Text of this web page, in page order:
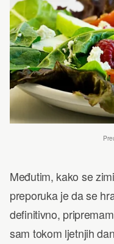
Međutim, kako se
preporuka je da se
definitivno,
sam tokom ljetnjih